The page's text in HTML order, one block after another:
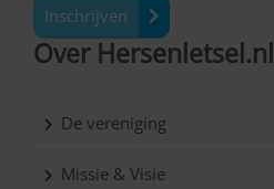
Inschrijven
Over Hersenletsel.nl
De vereniging
Missie & Visie